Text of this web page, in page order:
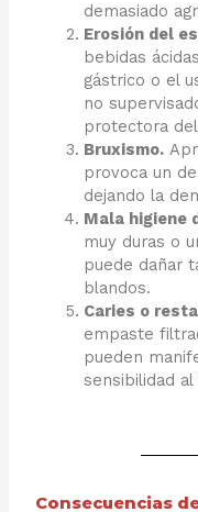
demasiado
Erosión del
bebidas
gástrico o el
no
protectora
Bruxismo.
provoca un
dejando la
Mala higiene
muy duras o
puede dañar
blandos.
Caries o
empaste
pueden
sensibilidad
Consecuencias